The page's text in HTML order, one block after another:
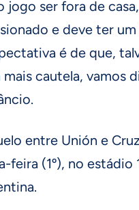
jogo ser fora de
e deve ter
é de que,
cautela, vamos
entre Unión e
feira (1º), no estádio